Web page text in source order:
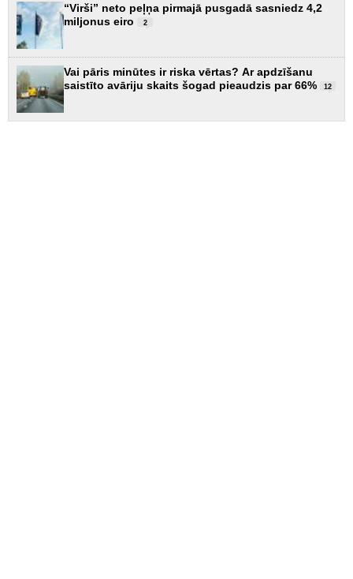
“Virši” neto peļņa pirmajā pusgadā sasniedz 4,2
miljonus eiro
2
Vai pāris minūtes ir riska vērtas? Ar apdzīšanu
saistīto avāriju skaits šogad pieaudzis par 66%
12